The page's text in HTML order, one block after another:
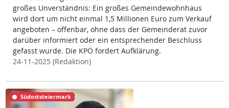
großes Unverständnis: Ein großes Gemeindewohnhaus
wird dort um nicht einmal 1,5 Millionen Euro zum Verkauf
angeboten – offenbar, ohne dass der Gemeinderat zuvor
darüber informiert oder ein entsprechender Beschluss
gefasst wurde. Die KPÖ fordert Aufklärung.
24-11-2025 (Redaktion)
Südoststeiermark